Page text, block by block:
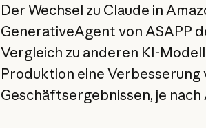
Der Wechsel zu Claude in
GenerativeAgent von ASAPP
Vergleich zu anderen KI-
Produktion eine Verbesserung
Geschäftsergebnissen, je